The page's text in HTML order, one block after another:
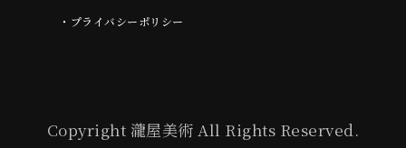
・ プライバシーポリシー
Copyright 瀧屋美術 All Rights Reserved.